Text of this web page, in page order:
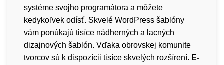
systéme svojho programátora a môžete
kedykoľvek odísť. Skvelé WordPress šablóny
vám ponúkajú tisíce nádherných a lacných
dizajnových šablón. Vďaka obrovskej komunite
tvorcov sú k dispozícii tisíce skvelých rozšírení. E-